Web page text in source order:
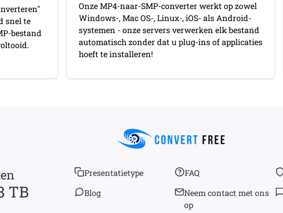
snel te
bestand
Onze MP4-naar-SMP-converter werkt op zowel
Windows-, Mac OS-, Linux-, iOS- als Android-
systemen - onze servers verwerken elk bestand
automatisch zonder dat u plug-ins of applicaties
hoeft te installeren!
TB
Presentatietype
Blog
FAQ
Neem contact met ons
op